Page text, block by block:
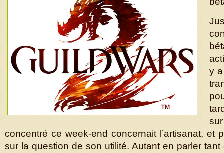
y
concentré ce week-end concernait l’artisanat, et
sur la question de son utilité. Autant en parler tant